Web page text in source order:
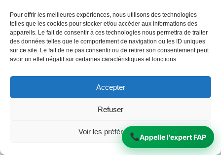
Pour offrir les meilleures expériences, nous utilisons des technologies
telles que les cookies pour stocker et/ou accéder aux informations des
appareils. Le fait de consentir à ces technologies nous permettra de traiter
des données telles que le comportement de navigation ou les ID uniques
sur ce site. Le fait de ne pas consentir ou de retirer son consentement peut
avoir un effet négatif sur certaines caractéristiques et fonctions.
Accepter
Refuser
Voir les préférences
Carter-
Cash
(centre
équipé)
Nettoyage en
machine · Garanti
1 an
dès 99€
heures
Service
Nettoyage en
1 an · Port inclus
nettoyage +
Appelle l'expert FAP